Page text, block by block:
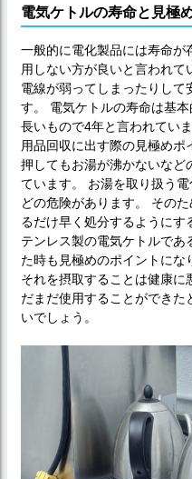
電気ケトルの寿命と見極
一般的に電化製品には寿命が
用しない方が良いと言われ
電線が弱ってしまったりし
す。 電気ケトルの寿命は基本
長いもので4年と言われてい
用品回収に出す際の見極め
押してもお湯が沸かないなど
ています。 お湯を取り扱う
どの危険があります。 その
るだけ早く処分するようにす
テンレス製の電気ケトルであ
た時も見極めのポイントにな
それを摂取することは健康に
だまだ使用することができた
いでしょう。